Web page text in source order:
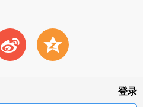
t z
登录